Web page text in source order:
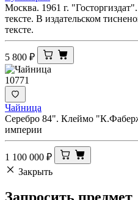
Москва. 1961 г.
тексте. В издательском
тексте.
5 800 ₽
10771
Чайница
Серебро 84". Клеймо
империи
1 100 000 ₽
Закрыть